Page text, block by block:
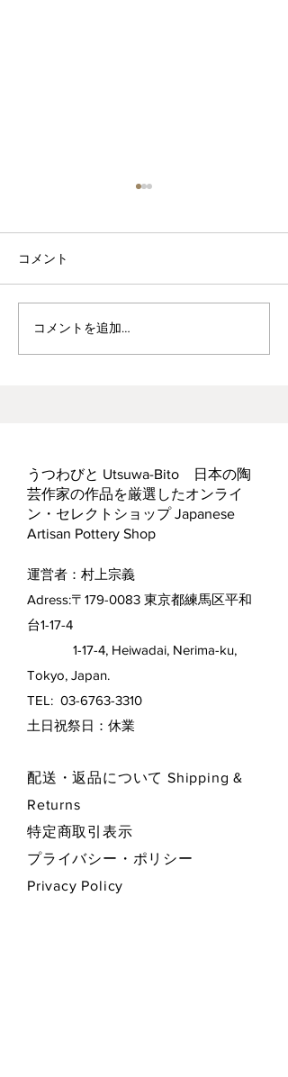
ヘス&あかね夫妻 ２人展
コメント
コメントを追加…
うつわびと Utsuwa-Bito 日本の陶
芸作家の作品を厳選したオンライ
ン・セレクトショップ Japanese
Artisan Pottery Shop
運営者：村上宗義
Adress:〒179-0083 東京都練馬区平和
台1-17-4
1-17-4, Heiwadai, Nerima-ku,
Tokyo, Japan.
TEL: 03-6763-3310
​土日祝祭日：休業
配送・返品について Shipping &
Returns
特定商取引表示
プライバシー・ポリシー
Privacy Policy